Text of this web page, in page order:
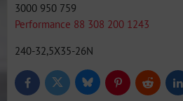
3000 950 759
Performance 88 308 200 1243
240-32,5X35-26N
FacebookTwitter BlueskyPinterestReddit